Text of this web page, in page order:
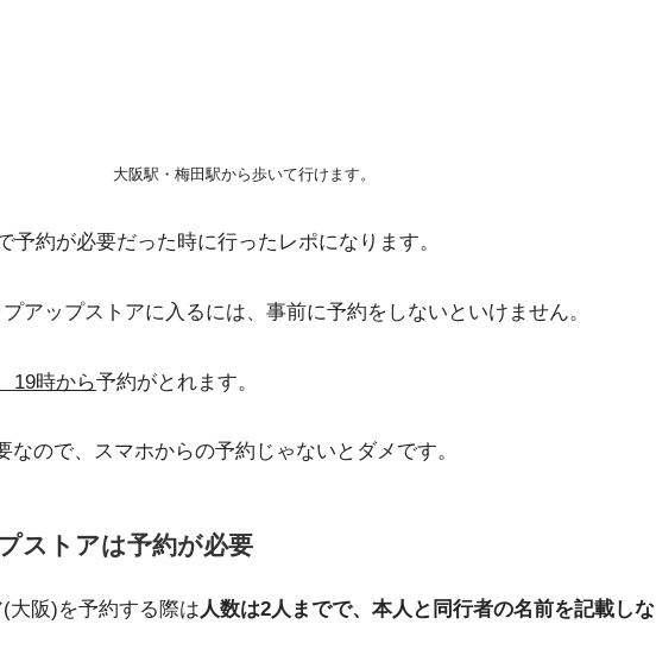
大阪駅・梅田駅から歩いて行けます。
予約が必要だった時に行ったレポになります。
アップストアに入るには、事前に予約をしないといけません。
19時から予約がとれます。
なので、スマホからの予約じゃないとダメです。
ストアは予約が必要
大阪)を予約する際は人数は2人までで、本人と同行者の名前を記載しな